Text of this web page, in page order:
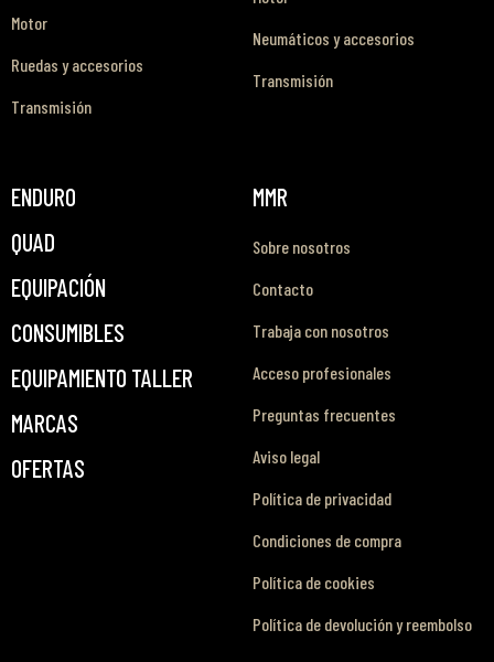
Motor
Ruedas y accesorios
Transmisión
Neumáticos y accesorios
Transmisión
ENDURO
QUAD
EQUIPACIÓN
CONSUMIBLES
EQUIPAMIENTO TALLER
MARCAS
OFERTAS
MMR
Sobre nosotros
Contacto
Trabaja con nosotros
Acceso profesionales
Preguntas frecuentes
Aviso legal
Política de privacidad
Condiciones de compra
Política de cookies
Política de devolución y reembolso